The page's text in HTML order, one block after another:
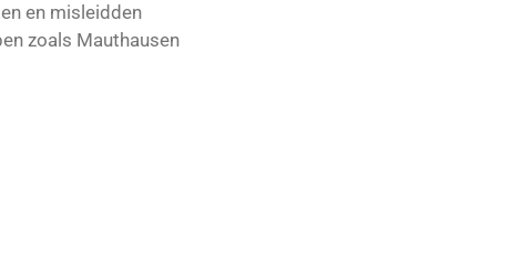
en misleidden
zoals Mauthausen